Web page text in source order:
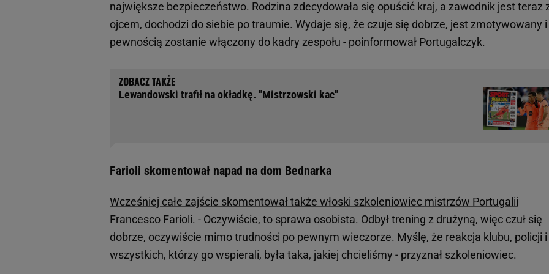
największe bezpieczeństwo. Rodzina zdecydowała się opuścić kraj, a zawodnik jest teraz
ojcem, dochodzi do siebie po traumie. Wydaje się, że czuje się dobrze, jest zmotywowany i
pewnością zostanie włączony do kadry zespołu - poinformował Portugalczyk.
Lewandowski trafił na okładkę. "Mistrzowski kac"
Farioli skomentował napad na dom Bednarka
Wcześniej całe zajście skomentował także włoski szkoleniowiec mistrzów Portugalii
Francesco Farioli. - Oczywiście, to sprawa osobista. Odbył trening z drużyną, więc czuł się
dobrze, oczywiście mimo trudności po pewnym wieczorze. Myślę, że reakcja klubu, policji i
wszystkich, którzy go wspierali, była taka, jakiej chcieliśmy - przyznał szkoleniowiec.